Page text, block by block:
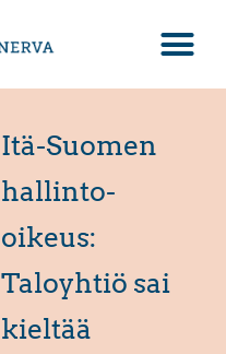
Itä-Suomen
hallinto-
oikeus:
Taloyhtiö sai
kieltää